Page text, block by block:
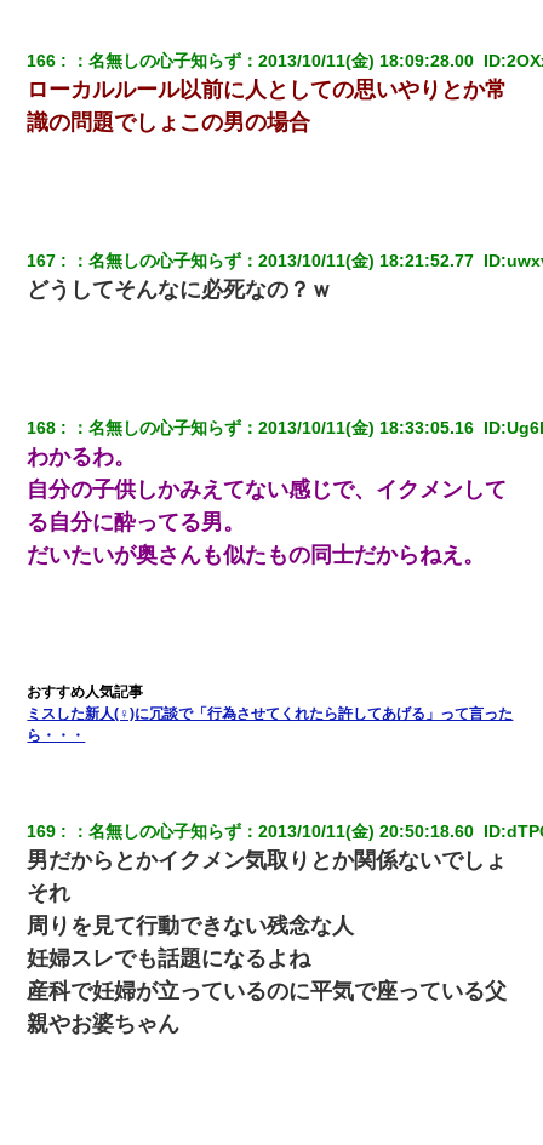
と電気を消すとミシッって音が…彼「ちょっと待ってて」→勢い
よくドアを開けるとなんと…
【悲報】嫁がワイのこと嫌いっぽいから単身赴任した結果
166 ：名無しの心子知らず ：2013/10/11(金) 18:09:28.00 ID:
ローカルルール以前に人としての思いやりとか常
識の問題でしょこの男の場合
167 ：名無しの心子知らず ：2013/10/11(金) 18:21:52.77 ID:
どうしてそんなに必死なの？ｗ
168 ：名無しの心子知らず ：2013/10/11(金) 18:33:05.16 ID:
わかるわ。
自分の子供しかみえてない感じで、イクメンして
る自分に酔ってる男。
だいたいが奥さんも似たもの同士だからねえ。
ミスした新人(♀)に冗談で「行為させてくれたら許してあげる」って言った
ら・・・
169 ：名無しの心子知らず ：2013/10/11(金) 20:50:18.60 ID:
男だからとかイクメン気取りとか関係ないでしょ
それ
周りを見て行動できない残念な人
妊婦スレでも話題になるよね
産科で妊婦が立っているのに平気で座っている父
親やお婆ちゃん